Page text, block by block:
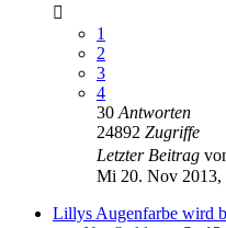
1
2
3
4
30 Antworten
24892 Zugriffe
Letzter Beitrag
Mi 20. Nov 2013,
Lillys Augenfarbe wird